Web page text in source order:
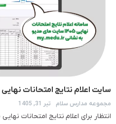
نهایی
مجموعه مدارس سلام تیر 31, 1405
انتظار برای اعلام نتایج امتحانات